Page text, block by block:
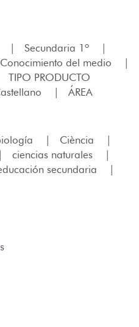
| Secundaria 1º
|
Conocimiento del medio
|
TIPO PRODUCTO
|
ÁREA
| Ciència
|
ciencias naturales
|
secundaria
|